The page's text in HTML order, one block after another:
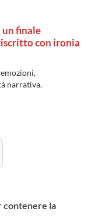
un finale
con ironia
narrativa.
contenere la